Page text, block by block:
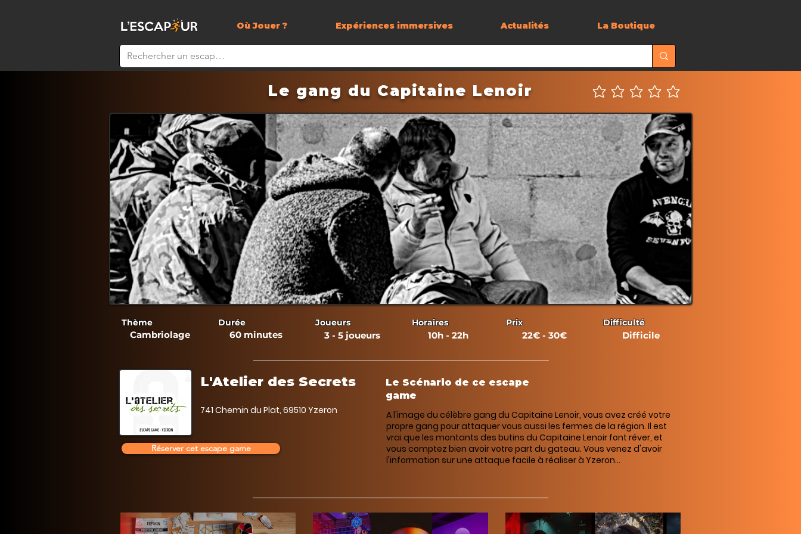
Où Jouer ? Expériences immersives Actualités La Boutique
Le gang du Capitaine Lenoir Aucune note pour le moment
Thème
Cambriolage
Durée
60 minutes
Joueurs
3 - 5 joueurs
Horaires
10h - 22h
Prix
22€ - 30€
Difficulté
Difficile
L'Atelier des Secrets
741 Chemin du Plat, 69510 Yzeron
Le Scénario de ce escape
game
A l'image du célèbre gang du Capitaine Lenoir, vous avez créé votre
propre gang pour attaquer vous aussi les fermes de la région. Il est
vrai que les montants des butins du Capitaine Lenoir font réver, et
vous comptez bien avoir votre part du gateau. Vous venez d'avoir
l'information sur une attaque facile à réaliser à Yzeron...
Réserver cet escape game